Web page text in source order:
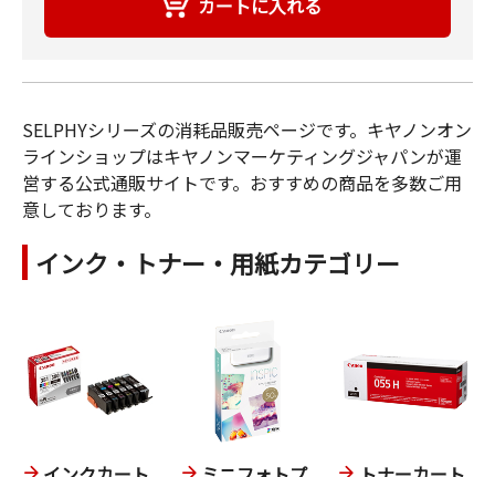
SELPHYシリーズの消耗品販売ページです。キヤノンオン
ラインショップはキヤノンマーケティングジャパンが運
営する公式通販サイトです。おすすめの商品を多数ご用
意しております。
インク・トナー・用紙カテゴリー